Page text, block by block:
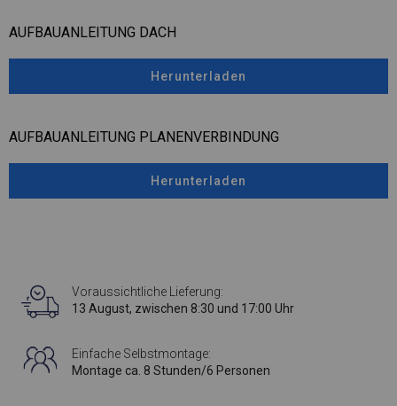
AUFBAUANLEITUNG DACH
Herunterladen
AUFBAUANLEITUNG PLANENVERBINDUNG
Herunterladen
Voraussichtliche Lieferung:
13 August, zwischen 8:30 und 17:00 Uhr
Einfache Selbstmontage:
Montage ca. 8 Stunden/6 Personen